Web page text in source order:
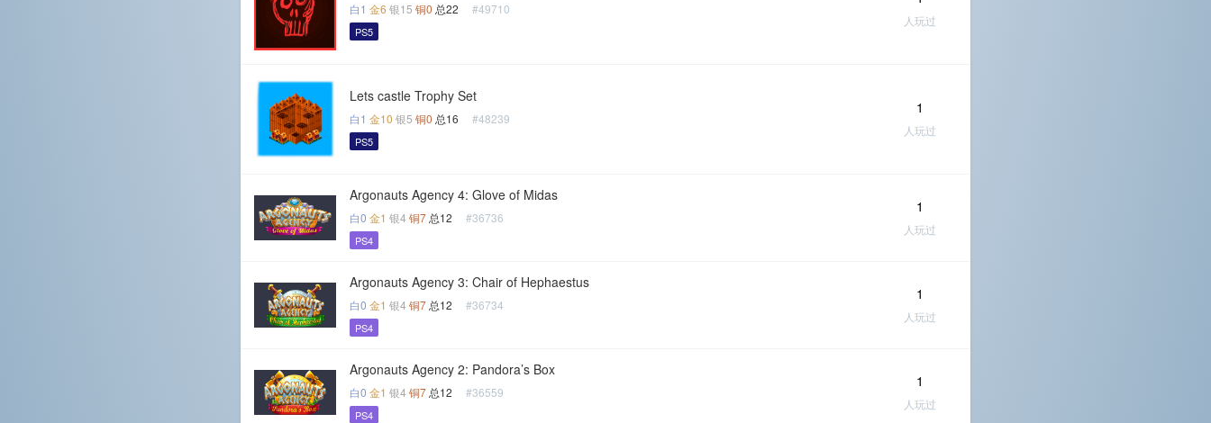
白1 金6 银15 铜0 总22 #49710
PS5
人玩过
Lets castle Trophy Set
白1 金10 银5 铜0 总16 #48239
PS5
1
人玩过
Argonauts Agency 4: Glove of Midas
白0 金1 银4 铜7 总12 #36736
PS4
1
人玩过
Argonauts Agency 3: Chair of Hephaestus
白0 金1 银4 铜7 总12 #36734
PS4
1
人玩过
Argonauts Agency 2: Pandora’s Box
白0 金1 银4 铜7 总12 #36559
PS4
1
人玩过